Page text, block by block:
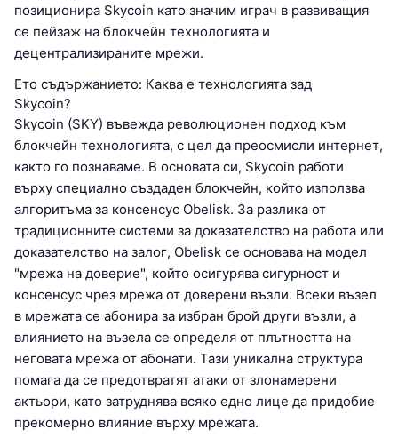
позиционира Skycoin като значим играч в развиващия
се пейзаж на блокчейн технологията и
децентрализираните мрежи.
Ето съдържанието: Каква е технологията зад
Skycoin?
Skycoin (SKY) въвежда революционен подход към
блокчейн технологията, с цел да преосмисли интернет,
както го познаваме. В основата си, Skycoin работи
върху специално създаден блокчейн, който използва
алгоритъма за консенсус Obelisk. За разлика от
традиционните системи за доказателство на работа или
доказателство на залог, Obelisk се основава на модел
"мрежа на доверие", който осигурява сигурност и
консенсус чрез мрежа от доверени възли. Всеки възел
в мрежата се абонира за избран брой други възли, а
влиянието на възела се определя от плътността на
неговата мрежа от абонати. Тази уникална структура
помага да се предотвратят атаки от злонамерени
актьори, като затруднява всяко едно лице да придобие
прекомерно влияние върху мрежата.